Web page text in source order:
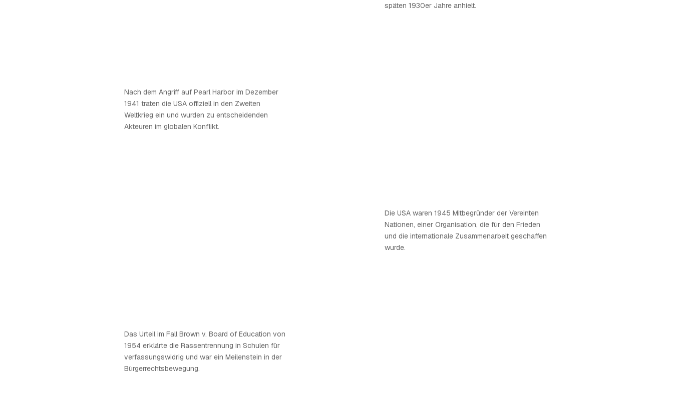
späten 1930er Jahre anhielt.
Nach dem Angriff auf Pearl Harbor im Dezember
1941 traten die USA offiziell in den Zweiten
Weltkrieg ein und wurden zu entscheidenden
Akteuren im globalen Konflikt.
Die USA waren 1945 Mitbegründer der Vereinten
Nationen, einer Organisation, die für den Frieden
und die internationale Zusammenarbeit geschaffen
wurde.
Das Urteil im Fall Brown v. Board of Education von
1954 erklärte die Rassentrennung in Schulen für
verfassungswidrig und war ein Meilenstein in der
Bürgerrechtsbewegung.